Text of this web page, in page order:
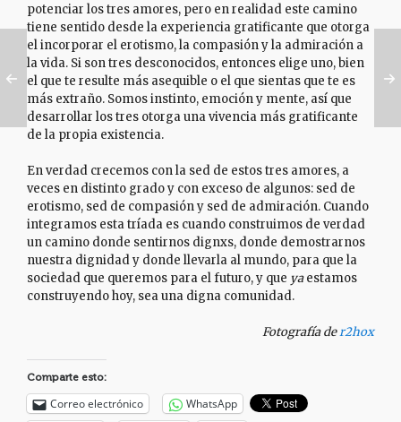
potenciar los tres amores, pero en realidad este camino
tiene sentido desde la experiencia gratificante que otorga
el incorporar el erotismo, la compasión y la admiración a
la vida. Si son tres desconocidos, entonces elige uno, bien
el que te resulte más asequible o el que sientas que te es
más extraño. Somos instinto, emoción y mente, así que
desarrollar los tres otorga una vivencia más gratificante
de la propia existencia.
En verdad crecemos con la sed de estos tres amores, a
veces en distinto grado y con exceso de algunos: sed de
erotismo, sed de compasión y sed de admiración. Cuando
integramos esta tríada es cuando construimos de verdad
un camino donde sentirnos dignxs, donde demostrarnos
nuestra dignidad y donde llevarla al mundo, para que la
sociedad que queremos para el futuro, y que yaestamos
construyendo hoy, sea una digna comunidad.
Fotografía der2hox
Comparte esto:
Correo electrónico
WhatsApp